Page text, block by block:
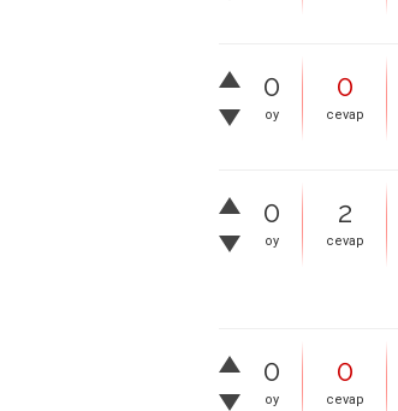
0
oy
0
cevap
0
oy
2
cevap
0
oy
0
cevap